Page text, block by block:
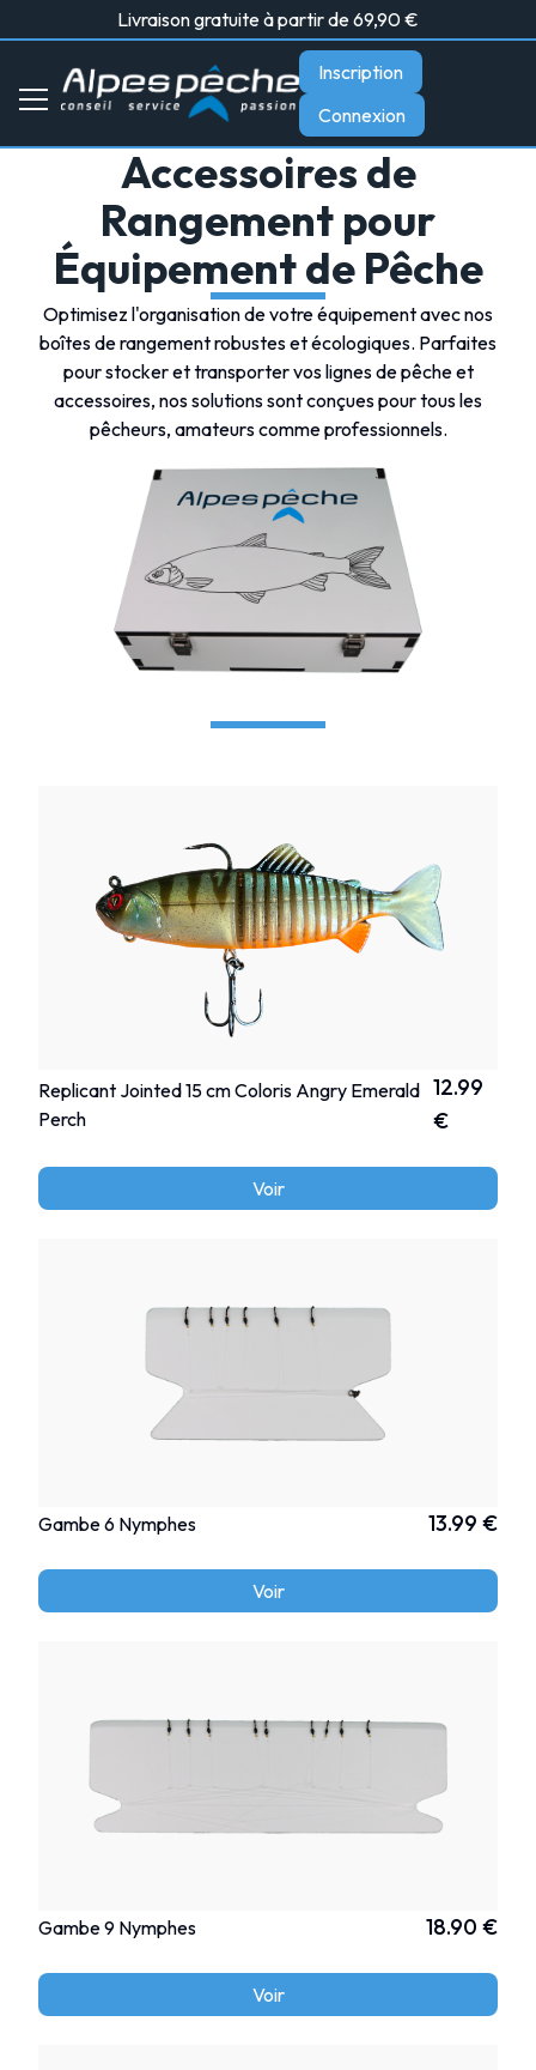
Livraison gratuite à partir de 69,90 €
Inscription
Connexion
Accessoires de
Rangement pour
Équipement de Pêche
Optimisez l'organisation de votre équipement avec nos
boîtes de rangement robustes et écologiques. Parfaites
pour stocker et transporter vos lignes de pêche et
accessoires, nos solutions sont conçues pour tous les
pêcheurs, amateurs comme professionnels.
Replicant Jointed 15 cm Coloris Angry Emerald
Perch
12.99
€
Voir
Gambe 6 Nymphes 13.99 €
Voir
Gambe 9 Nymphes 18.90 €
Voir